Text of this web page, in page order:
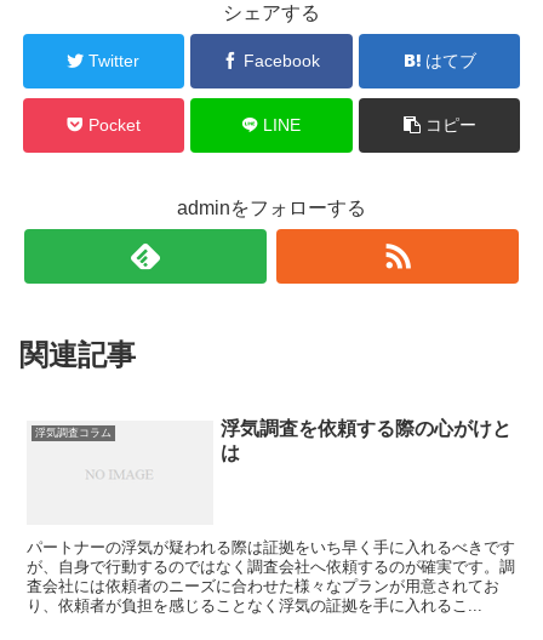
シェアする
Twitter Facebook はてブ
Pocket LINE コピー
adminをフォローする
関連記事
浮気調査コラム
浮気調査を依頼する際の心がけと
は
パートナーの浮気が疑われる際は証拠をいち早く手に入れるべきです
が、自身で行動するのではなく調査会社へ依頼するのが確実です。調
査会社には依頼者のニーズに合わせた様々なプランが用意されてお
り、依頼者が負担を感じることなく浮気の証拠を手に入れるこ...